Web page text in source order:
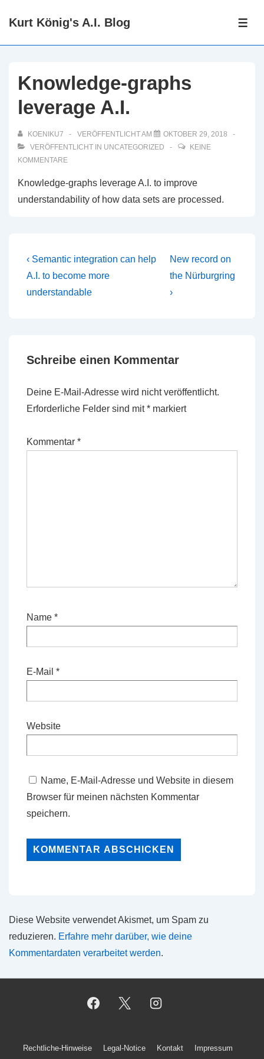
ZumKurt König's A.I. Blog
Knowledge-graphs
leverage A.I.
KOENIKU7 VERÖFFENTLICHT AM
OKTOBER 29, 2018
VERÖFFENTLICHT IN UNCATEGORIZED
KEINE
KOMMENTARE
Knowledge-graphs leverage A.I. to improve
understandability of how data sets are processed.
Beitragsnavigation
Vorheriger
Beitrag
ist
‹ Semantic integration can help
A.I. to become more
understandable
Nächster
Beitrag
ist
New record on
the Nürburgring
›
Schreibe einen Kommentar
Deine E-Mail-Adresse wird nicht veröffentlicht.
Erforderliche Felder sind mit* markiert
Kommentar *
Name *
E-Mail *
Website
Name, E-Mail-Adresse und Website in diesem
Browser für meinen nächsten Kommentar
speichern.
Diese Website verwendet Akismet, um Spam zu
reduzieren. Erfahre mehr darüber, wie deine
Kommentardaten verarbeitet werden.
Footer-
Rechtliche-Hinweise Legal-Notice Kontakt Impressum